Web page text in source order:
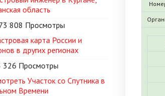
область
808 Просмотры
карта России и
в других регионах
326 Просмотры
Участок со Спутника в
Времени